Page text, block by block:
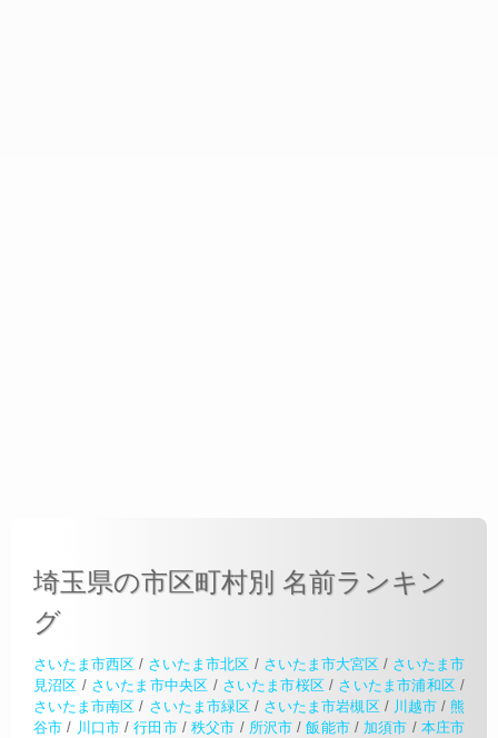
埼玉県の市区町村別 名前ランキン
グ
さいたま市西区 / さいたま市北区 / さいたま市大宮区/ さいたま市
見沼区 / さいたま市中央区 / さいたま市桜区 / さいたま市浦和区/
さいたま市南区 / さいたま市緑区 / さいたま市岩槻区/ 川越市/熊
谷市 / 川口市/行田市/ 秩父市 / 所沢市 /飯能市/ 加須市 / 本庄市